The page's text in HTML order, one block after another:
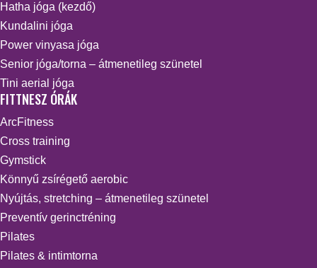
Hatha jóga (kezdő)
Kundalini jóga
Power vinyasa jóga
Senior jóga/torna – átmenetileg szünetel
Tini aerial jóga
FITTNESZ ÓRÁK
ArcFitness
Cross training
Gymstick
Könnyű zsírégető aerobic
Nyújtás, stretching – átmenetileg szünetel
Preventív gerinctréning
Pilates
Pilates & intimtorna